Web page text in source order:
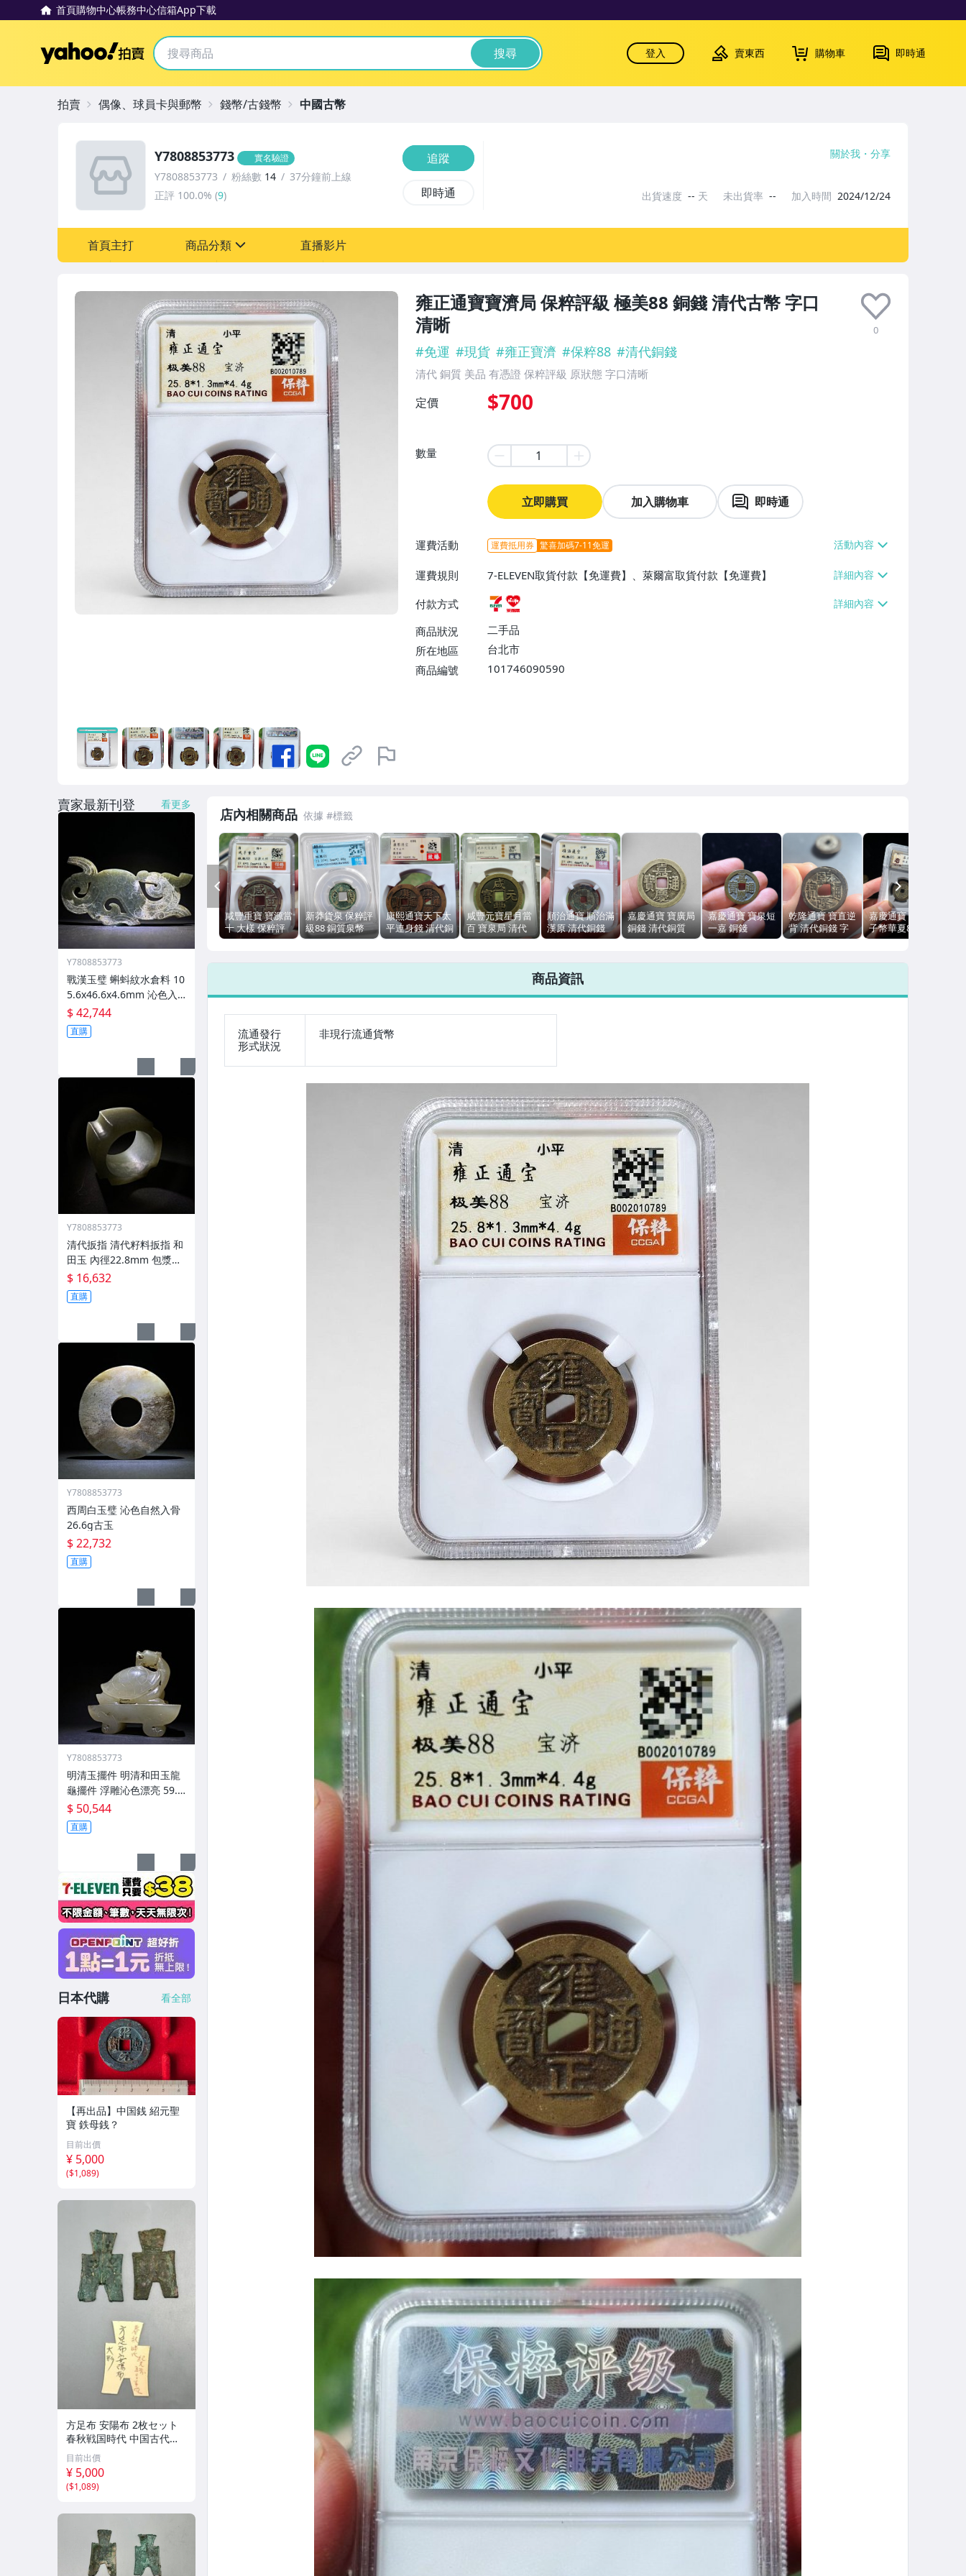
首頁購物中心帳務中心信箱App下載
Yahoo拍賣 搜尋 登入 賣東西 購物車 即時通
雍正通寶寶濟局 保粹評級 極美88 銅錢 清代古幣 字口
清晰
0
#免運 #現貨 #雍正寶濟 #保粹88 #清代銅錢
清代 銅質 美品 有憑證 保粹評級 原狀態 字口清晰
定價 $700
數量
立即購買 加入購物車 即時通
運費活動 運費抵用券 驚喜加碼7-11免運
運費規則
7-ELEVEN取貨付款【免運費】、萊爾富取貨付款【免運費】
付款方式
商品狀況
二手品
所在地區
台北市
商品編號
101746090590
Y7808853773 實名驗證
Y7808853773 粉絲數 14
37分鐘前上線
正評 100.0% (9)
追蹤
即時通
關於我 分享
出貨速度 -- 天 未出貨率 -- 加入時間 2024/12/24
首頁主打 商品分類
居家、家具與園藝
玩具、模型與公仔
偶像、球員卡與郵幣
男性精品與服飾
女裝與服飾配件
手錶與飾品配件
女包精品與女鞋
相機、攝影與周邊
運動、戶外與休閒
直播影片
拍賣 偶像、球員卡與郵幣 錢幣/古錢幣 中國古幣
店內相關商品
咸豐重寶 寶源當
十 大樣 保粹評
級88 清代銅錢
新莽貨泉 保粹評
級88 銅質泉幣
無漏裂 2.88g
康熙通寶天下太
平連身錢 清代銅
質 致臻88分
咸豐元寶星月當
百 寶泉局 清代
銅錢 致臻90分
順治通寶 順治滿
漢原 清代銅錢
保粹評級 28mm
嘉慶通寶 寶廣局
銅錢 清代銅質
25.6x1.2mm 小
嘉慶通寶 寶泉短
一嘉 銅錢
25.4mm 4.5g
乾隆通寶 寶直逆
背 清代銅錢 字
口清晰 有憑證
嘉慶通寶 寶川盒
子幣華夏82分
25.5mm
PREV
商品資訊
流通發行
形式狀況
非現行流通貨幣
賣家最新刊登 看更多
Y7808853773
戰漢玉璧 蝌蚪紋水倉料 10
5.6x46.6x4.6mm 沁色入
骨
$ 42,744
直購
Y7808853773
清代扳指 清代籽料扳指 和
田玉 內徑22.8mm 包漿渾
厚 沁色入骨
$ 16,632
直購
Y7808853773
西周白玉璧 沁色自然入骨
26.6g古玉
$ 22,732
直購
Y7808853773
明清玉擺件 明清和田玉龍
龜擺件 浮雕沁色漂亮 59.5
g
$ 50,544
直購
日本代購 看全部
【再出品】中国銭 紹元聖
寶 鉄母銭？
目前出價
¥ 5,000
($1,089)
方足布 安陽布 2枚セット
春秋戦国時代 中国古代銭
貨 布貨 布幣 銅銭 古銭 コ
レクション 貨幣
目前出價
¥ 5,000
($1,089)